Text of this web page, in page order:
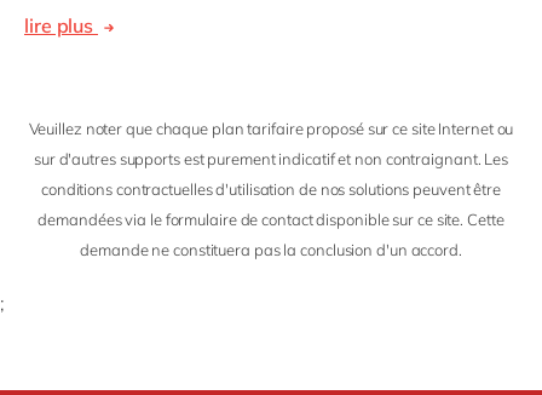
lire plus
Veuillez noter que chaque plan tarifaire proposé sur ce site Internet ou
sur d'autres supports est purement indicatif et non contraignant. Les
conditions contractuelles d'utilisation de nos solutions peuvent être
demandées via le formulaire de contact disponible sur ce site. Cette
demande ne constituera pas la conclusion d'un accord.
;